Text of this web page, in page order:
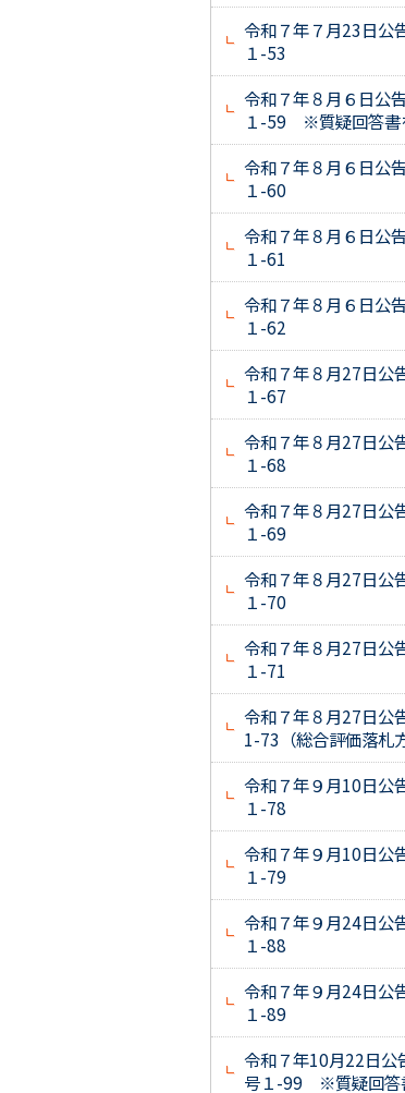
令和７年７月23日
１-53
令和７年８月６日公
１-59 ※質疑回答書
令和７年８月６日公
１-60
令和７年８月６日公
１-61
令和７年８月６日公
１-62
令和７年８月27日
１-67
令和７年８月27日
１-68
令和７年８月27日
１-69
令和７年８月27日
１-70
令和７年８月27日
１-71
令和７年８月27日
1-73（総合評価落札
令和７年９月10日
１-78
令和７年９月10日
１-79
令和７年９月24日
１-88
令和７年９月24日
１-89
令和７年10月22日
号１-99 ※質疑回答